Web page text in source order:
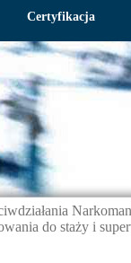
Certyfikacja
do staży i